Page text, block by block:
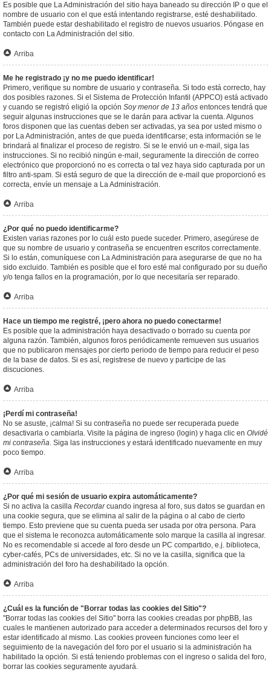
Es posible que La Administración del sitio haya baneado su dirección IP o que el
nombre de usuario con el que está intentando registrarse, esté deshabilitado.
También puede estar deshabilitado el registro de nuevos usuarios. Póngase en
contacto con La Administración del sitio.
Arriba
Me he registrado ¡y no me puedo identificar!
Primero, verifique su nombre de usuario y contraseña. Si todo está correcto, hay
dos posibles razones. Si el Sistema de Protección Infantil (APPCO) está activado
y cuando se registró eligió la opción Soy menor de 13 años entonces tendrá que
seguir algunas instrucciones que se le darán para activar la cuenta. Algunos
foros disponen que las cuentas deben ser activadas, ya sea por usted mismo o
por La Administración, antes de que pueda identificarse; esta información se le
brindará al finalizar el proceso de registro. Si se le envió un e-mail, siga las
instrucciones. Si no recibió ningún e-mail, seguramente la dirección de correo
electrónico que proporcionó no es correcta o tal vez haya sido capturada por un
filtro anti-spam. Si está seguro de que la dirección de e-mail que proporcionó es
correcta, envíe un mensaje a La Administración.
Arriba
¿Por qué no puedo identificarme?
Existen varias razones por lo cuál esto puede suceder. Primero, asegúrese de
que su nombre de usuario y contraseña se encuentren escritos correctamente.
Si lo están, comuníquese con La Administración para asegurarse de que no ha
sido excluido. También es posible que el foro esté mal configurado por su dueño
y/o tenga fallos en la programación, por lo que necesitaría ser reparado.
Arriba
Hace un tiempo me registré, ¡pero ahora no puedo conectarme!
Es posible que la administración haya desactivado o borrado su cuenta por
alguna razón. También, algunos foros periódicamente remueven sus usuarios
que no publicaron mensajes por cierto periodo de tiempo para reducir el peso
de la base de datos. Si es así, registrese de nuevo y participe de las
discuciones.
Arriba
¡Perdí mi contraseña!
No se asuste, ¡calma! Si su contraseña no puede ser recuperada puede
desactivarla o cambiarla. Visite la página de ingreso (login) y haga clic en Olvidé
mi contraseña. Siga las instrucciones y estará identificado nuevamente en muy
poco tiempo.
Arriba
¿Por qué mi sesión de usuario expira automáticamente?
Si no activa la casilla Recordarcuando ingresa al foro, sus datos se guardan en
una cookie segura, que se elimina al salir de la página o al cabo de cierto
tiempo. Esto previene que su cuenta pueda ser usada por otra persona. Para
que el sistema le reconozca automáticamente solo marque la casilla al ingresar.
No es recomendable si accede al foro desde un PC compartido, e.j. biblioteca,
cyber-cafés, PCs de universidades, etc. Si no ve la casilla, significa que la
administración del foro ha deshabilitado la opción.
Arriba
¿Cuál es la función de "Borrar todas las cookies del Sitio"?
"Borrar todas las cookies del Sitio" borra las cookies creadas por phpBB, las
cuales le mantienen autorizado para acceder a determinados recursos del foro y
estar identificado al mismo. Las cookies proveen funciones como leer el
seguimiento de la navegación del foro por el usuario si la administración ha
habilitado la opción. Si está teniendo problemas con el ingreso o salida del foro,
borrar las cookies seguramente ayudará.